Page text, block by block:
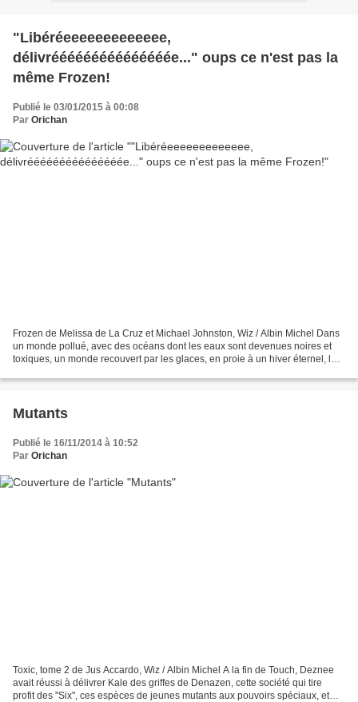
"Libéréeeeeeeeeeeeee,
délivrééééééééééééééée..." oups ce n'est pas la
même Frozen!
Publié le 03/01/2015 à 00:08
Par Orichan
Frozen de Melissa de La Cruz et Michael Johnston, Wiz / Albin Michel Dans
un monde pollué, avec des océans dont les eaux sont devenues noires et
toxiques, un monde recouvert par les glaces, en proie à un hiver éternel, la
Mutants
Publié le 16/11/2014 à 10:52
Par Orichan
Toxic, tome 2 de Jus Accardo, Wiz / Albin Michel A la fin de Touch, Deznee
avait réussi à délivrer Kale des griffes de Denazen, cette société qui tire
profit des "Six", ces espèces de jeunes mutants aux pouvoirs spéciaux, et